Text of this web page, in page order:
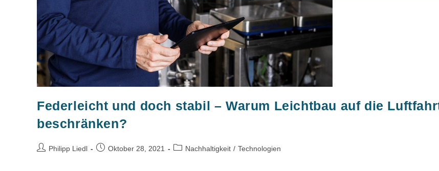
Federleicht und doch stabil – Warum Leichtbau auf die
beschränken?
Philipp Liedl Oktober 28, 2021 Nachhaltigkeit / Technologien